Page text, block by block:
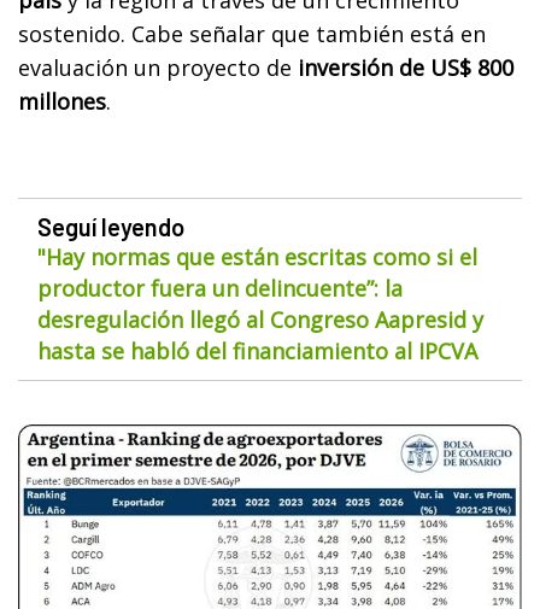
sostenido. Cabe señalar que también está en
evaluación un proyecto de inversión de US$ 800
millones.
Seguí leyendo
"Hay normas que están escritas como si el
productor fuera un delincuente”: la
desregulación llegó al Congreso Aapresid y
hasta se habló del financiamiento al IPCVA